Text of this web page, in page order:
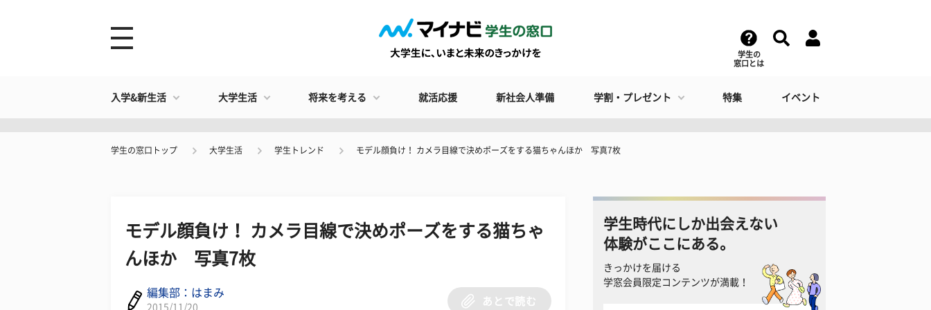
学生の
窓口とは
入学&新生活 大学生活 将来を考える 就活応援 新社会人準備 学割・プレゼント 特集 イベント
学生の窓口トップ 大学生活 学生トレンド モデル顔負け！ カメラ目線で決めポーズをする猫ちゃんほか 写真7枚
モデル顔負け！ カメラ目線で決めポーズをする猫ちゃ
んほか 写真7枚
編集部：はまみ
2015/11/20
あとで読む
学生時代にしか出会えない
体験がここにある。
きっかけを届ける
学窓会員限定コンテンツが満載！